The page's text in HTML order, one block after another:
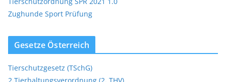
Zughunde Sport Prüfung
Gesetze Österreich
Tierschutzgesetz (TSchG)